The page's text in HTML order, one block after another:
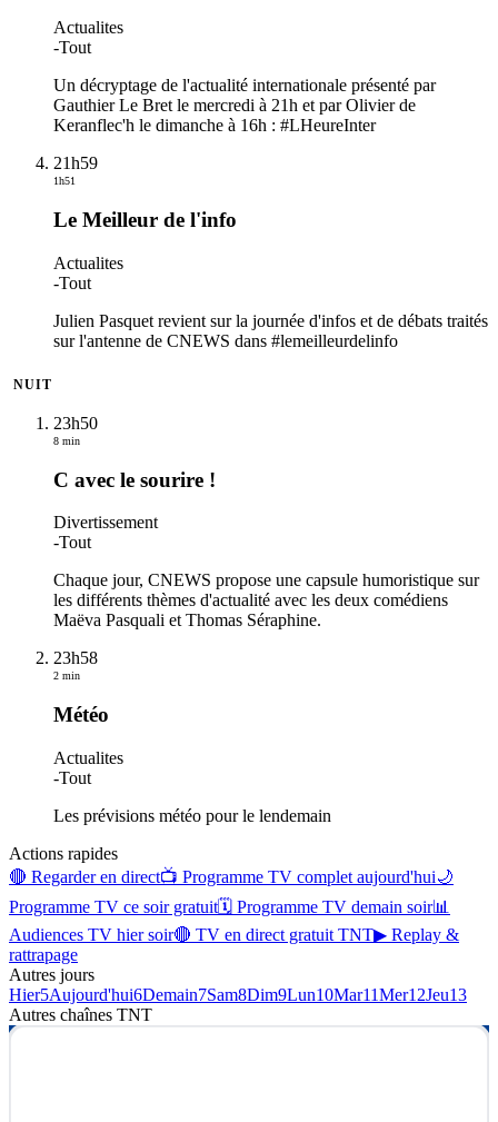
Actualites
-Tout
Un décryptage de l'actualité internationale présenté par
Gauthier Le Bret le mercredi à 21h et par Olivier de
Keranflec'h le dimanche à 16h : #LHeureInter
21h59
1h51
Le Meilleur de l'info
Actualites
-Tout
Julien Pasquet revient sur la journée d'infos et de débats traités
sur l'antenne de CNEWS dans #lemeilleurdelinfo
NUIT
23h50
8 min
C avec le sourire !
Divertissement
-Tout
Chaque jour, CNEWS propose une capsule humoristique sur
les différents thèmes d'actualité avec les deux comédiens
Maëva Pasquali et Thomas Séraphine.
23h58
2 min
Météo
Actualites
-Tout
Les prévisions météo pour le lendemain
Actions rapides
🔴 Regarder en direct📺 Programme TV complet aujourd'hui🌙
Programme TV ce soir gratuit🗓 Programme TV demain soir📊
Audiences TV hier soir🔴 TV en direct gratuit TNT▶ Replay &
rattrapage
Autres jours
Hier5Aujourd'hui6Demain7Sam8Dim9Lun10Mar11Mer12Jeu13
Autres chaînes TNT